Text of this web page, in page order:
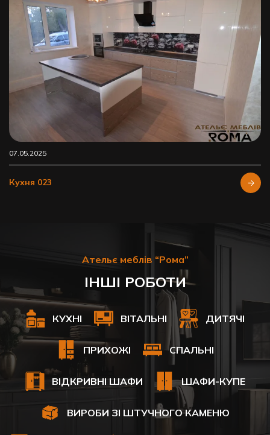
07.05.2025
Кухня 023
Ательє меблів “Рома”
ІНШІ РОБОТИ
КУХНІ ВІТАЛЬНІ ДИТЯЧІ
ПРИХОЖІ СПАЛЬНІ
ВІДКРИВНІ ШАФИ ШАФИ-КУПЕ
ВИРОБИ ЗІ ШТУЧНОГО КАМЕНЮ